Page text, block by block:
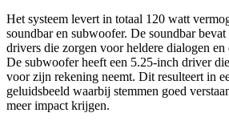
Het systeem levert in totaal 120 watt
soundbar en subwoofer. De soundbar
drivers die zorgen voor heldere dialogen en
De subwoofer heeft een 5.25-inch driver
voor zijn rekening neemt. Dit resulteert in
geluidsbeeld waarbij stemmen goed
meer impact krijgen.